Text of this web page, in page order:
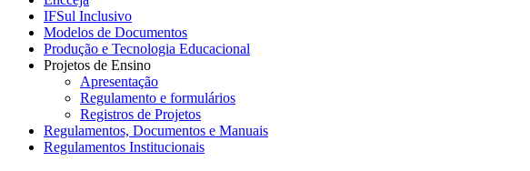
IFSul Inclusivo
Modelos de Documentos
Produção e Tecnologia Educacional
Projetos de Ensino
Apresentação
Regulamento e formulários
Registros de Projetos
Regulamentos, Documentos e Manuais
Regulamentos Institucionais